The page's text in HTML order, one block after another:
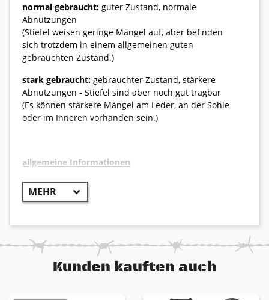
normal gebraucht: guter Zustand, normale
Abnutzungen
(Stiefel weisen geringe Mängel auf, aber befinden
sich trotzdem in einem allgemeinen guten
gebrauchten Zustand.)
stark gebraucht: gebrauchter Zustand, stärkere
Abnutzungen - Stiefel sind aber noch gut tragbar
(Es können stärkere Mängel am Leder, an der Sohle
oder im Inneren vorhanden sein.)
allgemeine Informationen
++ Original Bundeswehr ++
verstärkter Zehen und Fersenbereich
Lasche am hinteren Schaft für schnelleren
Einstieg
antistatische Sohle, öl- und benzinbeständig
Kunden kauften auch